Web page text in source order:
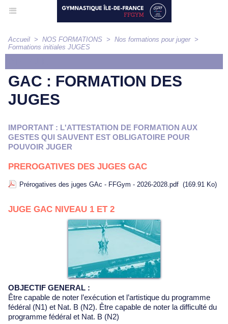
Accueil > NOS FORMATIONS > Nos formations pour juger >
Formations initiales JUGES
GAC : FORMATION DES
JUGES
IMPORTANT : L'ATTESTATION DE FORMATION AUX
GESTES QUI SAUVENT EST OBLIGATOIRE POUR
POUVOIR JUGER
PREROGATIVES DES JUGES GAC
Prérogatives des juges GAc - FFGym - 2026-2028.pdf (169.91 Ko)
JUGE GAC NIVEAU 1 ET 2
OBJECTIF GENERAL :
Être capable de noter l’exécution et l’artistique du programme
fédéral (N1) et Nat. B (N2). Être capable de noter la difficulté du
programme fédéral et Nat. B (N2)